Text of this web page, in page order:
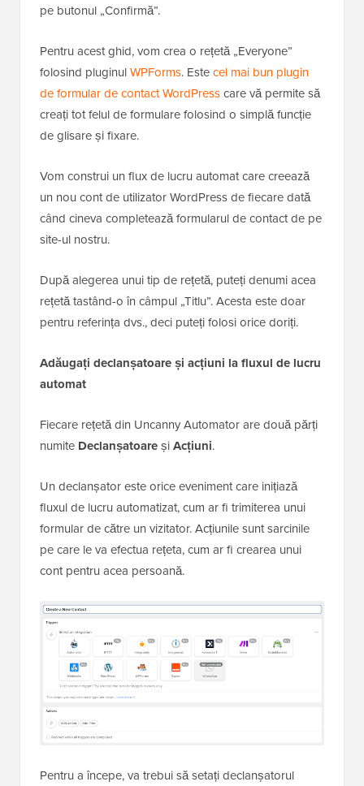
pe butonul „Confirmă”.
Pentru acest ghid, vom crea o rețetă „Everyone”
folosind pluginulWPForms. Estecel mai bun plugin
de formular de contact WordPresscare vă permite să
creați tot felul de formulare folosind o simplă funcție
de glisare și fixare.
Vom construi un flux de lucru automat care creează
un nou cont de utilizator WordPress de fiecare dată
când cineva completează formularul de contact de pe
site-ul nostru.
După alegerea unui tip de rețetă, puteți denumi acea
rețetă tastând-o în câmpul „Titlu”. Acesta este doar
pentru referința dvs., deci puteți folosi orice doriți.
Adăugați declanșatoare și acțiuni la fluxul de lucru
automat
Fiecare rețetă din Uncanny Automator are două părți
numite DeclanșatoareșiAcțiuni.
Un declanșator este orice eveniment care inițiază
fluxul de lucru automatizat, cum ar fi trimiterea unui
formular de către un vizitator. Acțiunile sunt sarcinile
pe care le va efectua rețeta, cum ar fi crearea unui
cont pentru acea persoană.
Pentru a începe, va trebui să setați declanșatorul